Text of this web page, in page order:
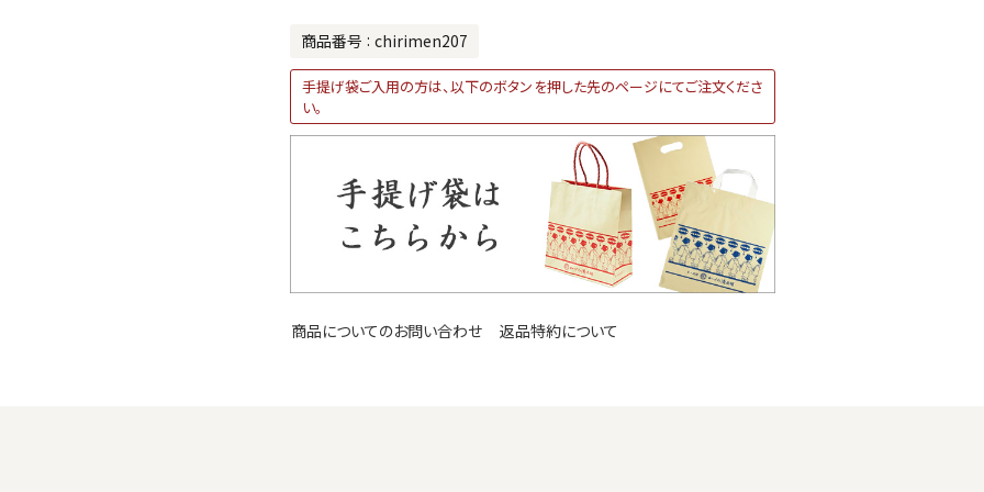
商品番号 chirimen207
手提げ袋ご入用の方は、以下のボタンを押した先のページにてご注文くださ
い。
商品についてのお問い合わせ 返品特約について